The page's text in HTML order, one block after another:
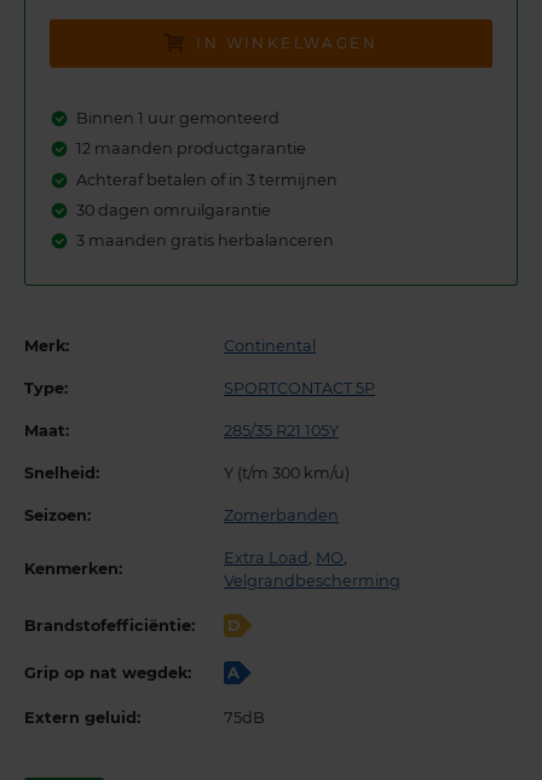
IN WINKELWAGEN
Binnen 1 uur gemonteerd
12 maanden productgarantie
Achteraf betalen of in 3 termijnen
30 dagen omruilgarantie
3 maanden gratis herbalanceren
Merk: Continental
Type: SPORTCONTACT 5P
Maat: 285/35 R21 105Y
Snelheid: Y (t/m 300 km/u)
Seizoen: Zomerbanden
Kenmerken:
Extra Load MO
Velgrandbescherming
Brandstofefficiëntie: D
Grip op nat wegdek: A
Extern geluid: 75dB